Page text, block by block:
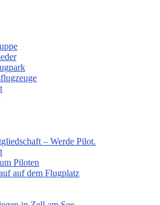
– Werde Pilot.
Piloten
auf dem Flugplatz